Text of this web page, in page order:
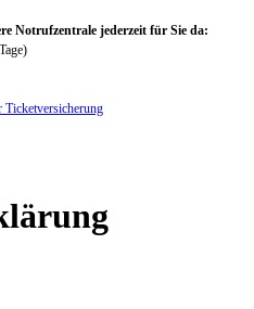
Notrufzentrale jederzeit für Sie da:
Ticketversicherung